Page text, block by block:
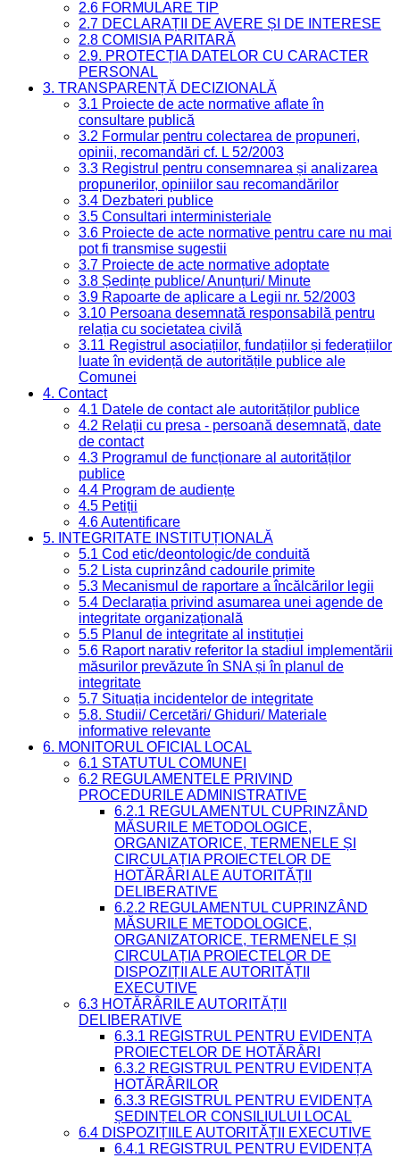
2.6 FORMULARE TIP
2.7 DECLARAȚII DE AVERE ȘI DE INTERESE
2.8 COMISIA PARITARĂ
2.9. PROTECȚIA DATELOR CU CARACTER
PERSONAL
3. TRANSPARENȚĂ DECIZIONALĂ
3.1 Proiecte de acte normative aflate în
consultare publică
3.2 Formular pentru colectarea de propuneri,
opinii, recomandări cf. L 52/2003
3.3 Registrul pentru consemnarea și analizarea
propunerilor, opiniilor sau recomandărilor
3.4 Dezbateri publice
3.5 Consultari interministeriale
3.6 Proiecte de acte normative pentru care nu mai
pot fi transmise sugestii
3.7 Proiecte de acte normative adoptate
3.8 Ședințe publice/ Anunțuri/ Minute
3.9 Rapoarte de aplicare a Legii nr. 52/2003
3.10 Persoana desemnată responsabilă pentru
relația cu societatea civilă
3.11 Registrul asociațiilor, fundațiilor și federațiilor
luate în evidență de autoritățile publice ale
Comunei
4. Contact
4.1 Datele de contact ale autorităților publice
4.2 Relații cu presa - persoană desemnată, date
de contact
4.3 Programul de funcționare al autorităților
publice
4.4 Program de audiențe
4.5 Petiții
4.6 Autentificare
5. INTEGRITATE INSTITUȚIONALĂ
5.1 Cod etic/deontologic/de conduită
5.2 Lista cuprinzând cadourile primite
5.3 Mecanismul de raportare a încălcărilor legii
5.4 Declarația privind asumarea unei agende de
integritate organizațională
5.5 Planul de integritate al instituției
5.6 Raport narativ referitor la stadiul implementării
măsurilor prevăzute în SNA și în planul de
integritate
5.7 Situația incidentelor de integritate
5.8. Studii/ Cercetări/ Ghiduri/ Materiale
informative relevante
6. MONITORUL OFICIAL LOCAL
6.1 STATUTUL COMUNEI
6.2 REGULAMENTELE PRIVIND
PROCEDURILE ADMINISTRATIVE
6.2.1 REGULAMENTUL CUPRINZÂND
MĂSURILE METODOLOGICE,
ORGANIZATORICE, TERMENELE ȘI
CIRCULAȚIA PROIECTELOR DE
HOTĂRÂRI ALE AUTORITĂȚII
DELIBERATIVE
6.2.2 REGULAMENTUL CUPRINZÂND
MĂSURILE METODOLOGICE,
ORGANIZATORICE, TERMENELE ȘI
CIRCULAȚIA PROIECTELOR DE
DISPOZIȚII ALE AUTORITĂȚII
EXECUTIVE
6.3 HOTĂRÂRILE AUTORITĂȚII
DELIBERATIVE
6.3.1 REGISTRUL PENTRU EVIDENȚA
PROIECTELOR DE HOTĂRÂRI
6.3.2 REGISTRUL PENTRU EVIDENȚA
HOTĂRÂRILOR
6.3.3 REGISTRUL PENTRU EVIDENȚA
ȘEDINȚELOR CONSILIULUI LOCAL
6.4 DISPOZIȚIILE AUTORITĂȚII EXECUTIVE
6.4.1 REGISTRUL PENTRU EVIDENȚA